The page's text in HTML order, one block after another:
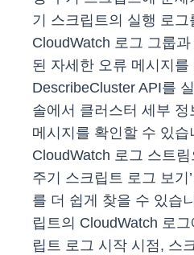
기 스크립트의 실행 로
CloudWatch 로그 그룹
된 자세한 오류 메시지를
DescribeCluster API를
솔에서 클러스터 세부
메시지를 확인할 수 있
CloudWatch 로그 스트
주기 스크립트 로그 보기
를 더 쉽게 찾을 수 있습
립트의 CloudWatch 로
립트 로그 시작 시점, 스